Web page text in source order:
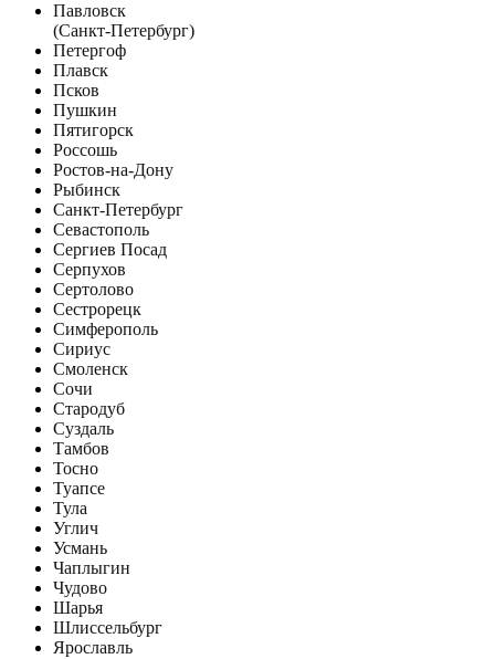
Павловск
(Санкт-Петербург)
Петергоф
Плавск
Псков
Пушкин
Пятигорск
Россошь
Ростов-на-Дону
Рыбинск
Санкт-Петербург
Севастополь
Сергиев Посад
Серпухов
Сертолово
Сестрорецк
Симферополь
Сириус
Смоленск
Сочи
Стародуб
Суздаль
Тамбов
Тосно
Туапсе
Тула
Углич
Усмань
Чаплыгин
Чудово
Шарья
Шлиссельбург
Ярославль